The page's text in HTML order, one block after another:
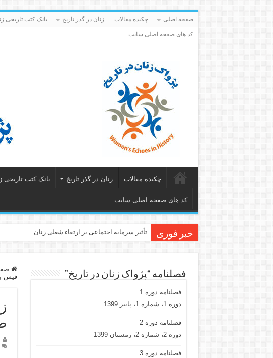
صفحه اصلی چکیده مقالات زنان در گذر تاریخ بانک کتب تاریخی
کد های صفحه اصلی سایت
چکیده مقالات زنان در گذر تاریخ بانک کتب تاریخی
کد های صفحه اصلی سایت
خبر فوری تأثیر سرمایه اجتماعی بر ارتقاء شغلی زنان
فيس
فصلنامه “پژواک زنان در تاریخ”
فصلنامه دوره 1
دوره 1، شماره 1، پاییز 1399
فصلنامه دوره 2
دوره 2، شماره 2، زمستان 1399
فصلنامه دوره 3